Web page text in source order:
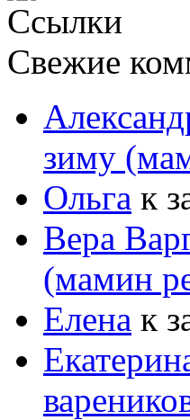
Ссылки
Свежие
зиму
Ольга к
Вера
(мамин
Елена к